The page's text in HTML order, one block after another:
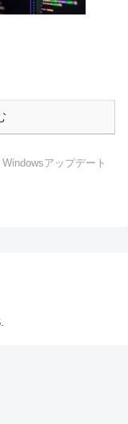
Windowsアップデート